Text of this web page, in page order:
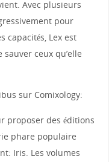
Avec plusieurs
pour
capacités, Lex est
ceux qu’elle
sur Comixology:
proposer des éditions
phare populaire
Iris. Les volumes